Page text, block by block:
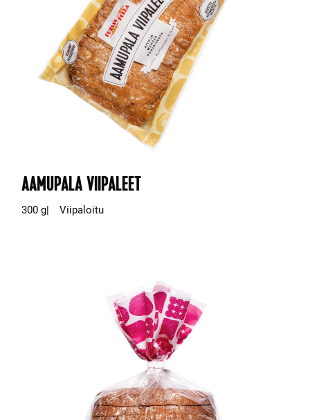
AAMUPALA VIIPALEET
300 g Viipaloitu